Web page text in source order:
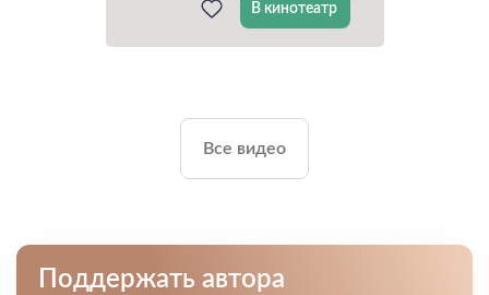
В кинотеатр
Все видео
Поддержать автора